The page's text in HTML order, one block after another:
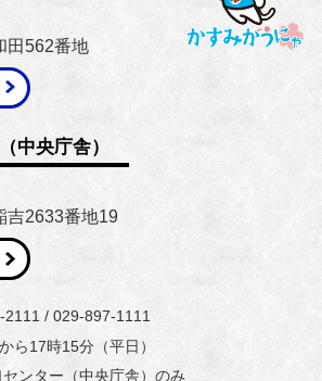
田562番地
中央庁舎）
吉2633番地19
2111 / 029-897-1111
ら17時15分（平日）
センター（中央庁舎）のみ